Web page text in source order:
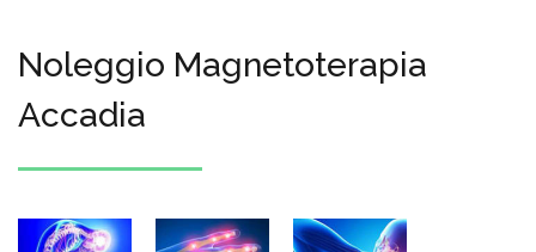
Noleggio Magnetoterapia
Accadia